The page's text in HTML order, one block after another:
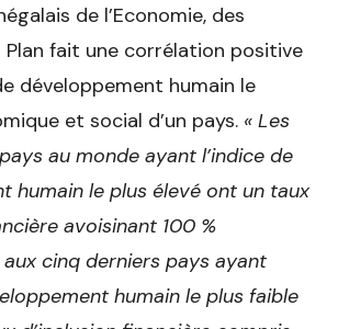
de l’Economie, des
Plan fait une corrélation positive
développement humain le
et social d’un pays. « Les
au monde ayant l’indice de
humain le plus élevé ont un taux
avoisinant 100 %
cinq derniers pays ayant
humain le plus faible